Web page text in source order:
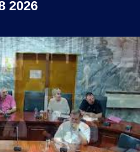
2026